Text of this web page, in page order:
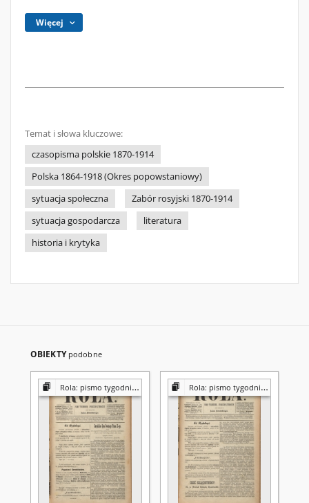
Więcej
Temat i słowa kluczowe:
czasopisma polskie 1870-1914
Polska 1864-1918 (Okres popowstaniowy)
sytuacja społeczna
Zabór rosyjski 1870-1914
sytuacja gospodarcza
literatura
historia i krytyka
OBIEKTY podobne
Rola: pismo tygodniowe [poświęcone sprawom społecznym, ekonomicznym i literackim] Rola: pismo tygodniowe [poświęcone sprawom społecznym, ekonomicznym i literackim]